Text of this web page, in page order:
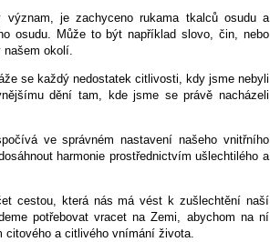
je zachyceno rukama tkalců osudu a
osudu. Může to být například slovo, čin, nebo
okolí.
se každý nedostatek citlivosti, kdy jsme nebyli
dění tam, kde jsme se právě nacházeli
ve správném nastavení našeho vnitřního
harmonie prostřednictvím ušlechtilého a
cestou, která nás má vést k zušlechtění naší
potřebovat vracet na Zemi, abychom na ní
citového a citlivého vnímání života.